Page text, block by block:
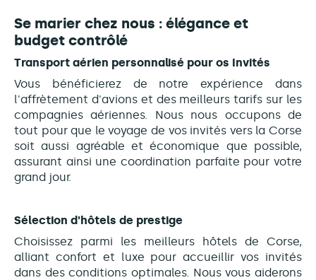
Se marier chez nous : élégance et
budget contrôlé
Transport aérien personnalisé pour os Invités
Vous bénéficierez de notre expérience dans
l'affrètement d'avions et des meilleurs tarifs sur les
compagnies aériennes. Nous nous occupons de
tout pour que le voyage de vos invités vers la Corse
soit aussi agréable et économique que possible,
assurant ainsi une coordination parfaite pour votre
grand jour.
Sélection d'hôtels de prestige
Choisissez parmi les meilleurs hôtels de Corse,
alliant confort et luxe pour accueillir vos invités
dans des conditions optimales. Nous vous aiderons